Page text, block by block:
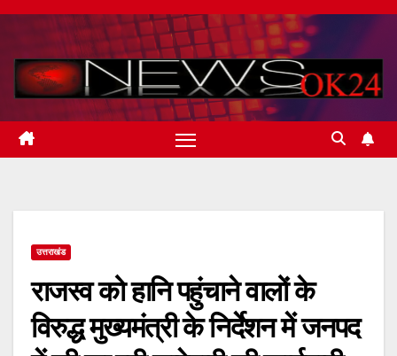
Skip
content
उत्तराखंड
राजस्व को हानि पहुंचाने वालों के
विरुद्ध मुख्यमंत्री के निर्देशन में जनपद